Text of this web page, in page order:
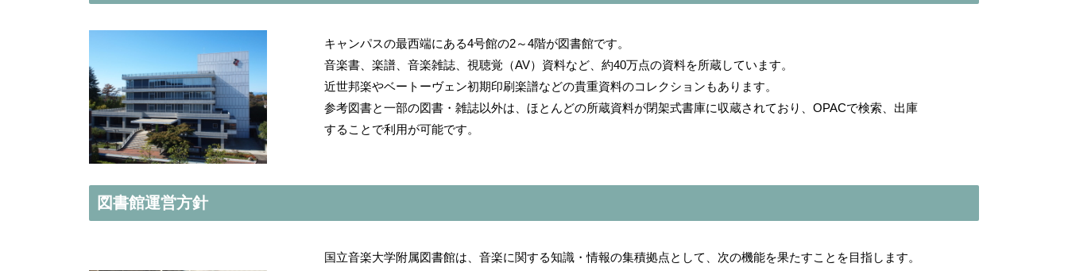
キャンパスの最西端にある4号館の2～4階が図書館です。
音楽書、楽譜、音楽雑誌、視聴覚（AV）資料など、約40万点の資料を所蔵しています。
近世邦楽やベートーヴェン初期印刷楽譜などの貴重資料のコレクションもあります。
参考図書と一部の図書・雑誌以外は、ほとんどの所蔵資料が閉架式書庫に収蔵されており、OPACで検索、出庫
することで利用が可能です。
図書館運営方針
国立音楽大学附属図書館は、音楽に関する知識・情報の集積拠点として、次の機能を果たすことを目指します。